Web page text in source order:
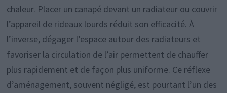
chaleur. Placer un canapé devant un radiateur ou couvrir
l’appareil de rideaux lourds réduit son efficacité. À
l’inverse, dégager l’espace autour des radiateurs et
favoriser la circulation de l’air permettent de chauffer
plus rapidement et de façon plus uniforme. Ce réflexe
d’aménagement, souvent négligé, est pourtant l’un des